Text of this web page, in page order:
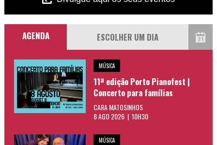
AGENDA
MÚSICA
11ª edição Porto Pianofest |
Concerto para famílias
CARA MATOSINHOS
8 AGO 2026 | 10H30
MÚSICA